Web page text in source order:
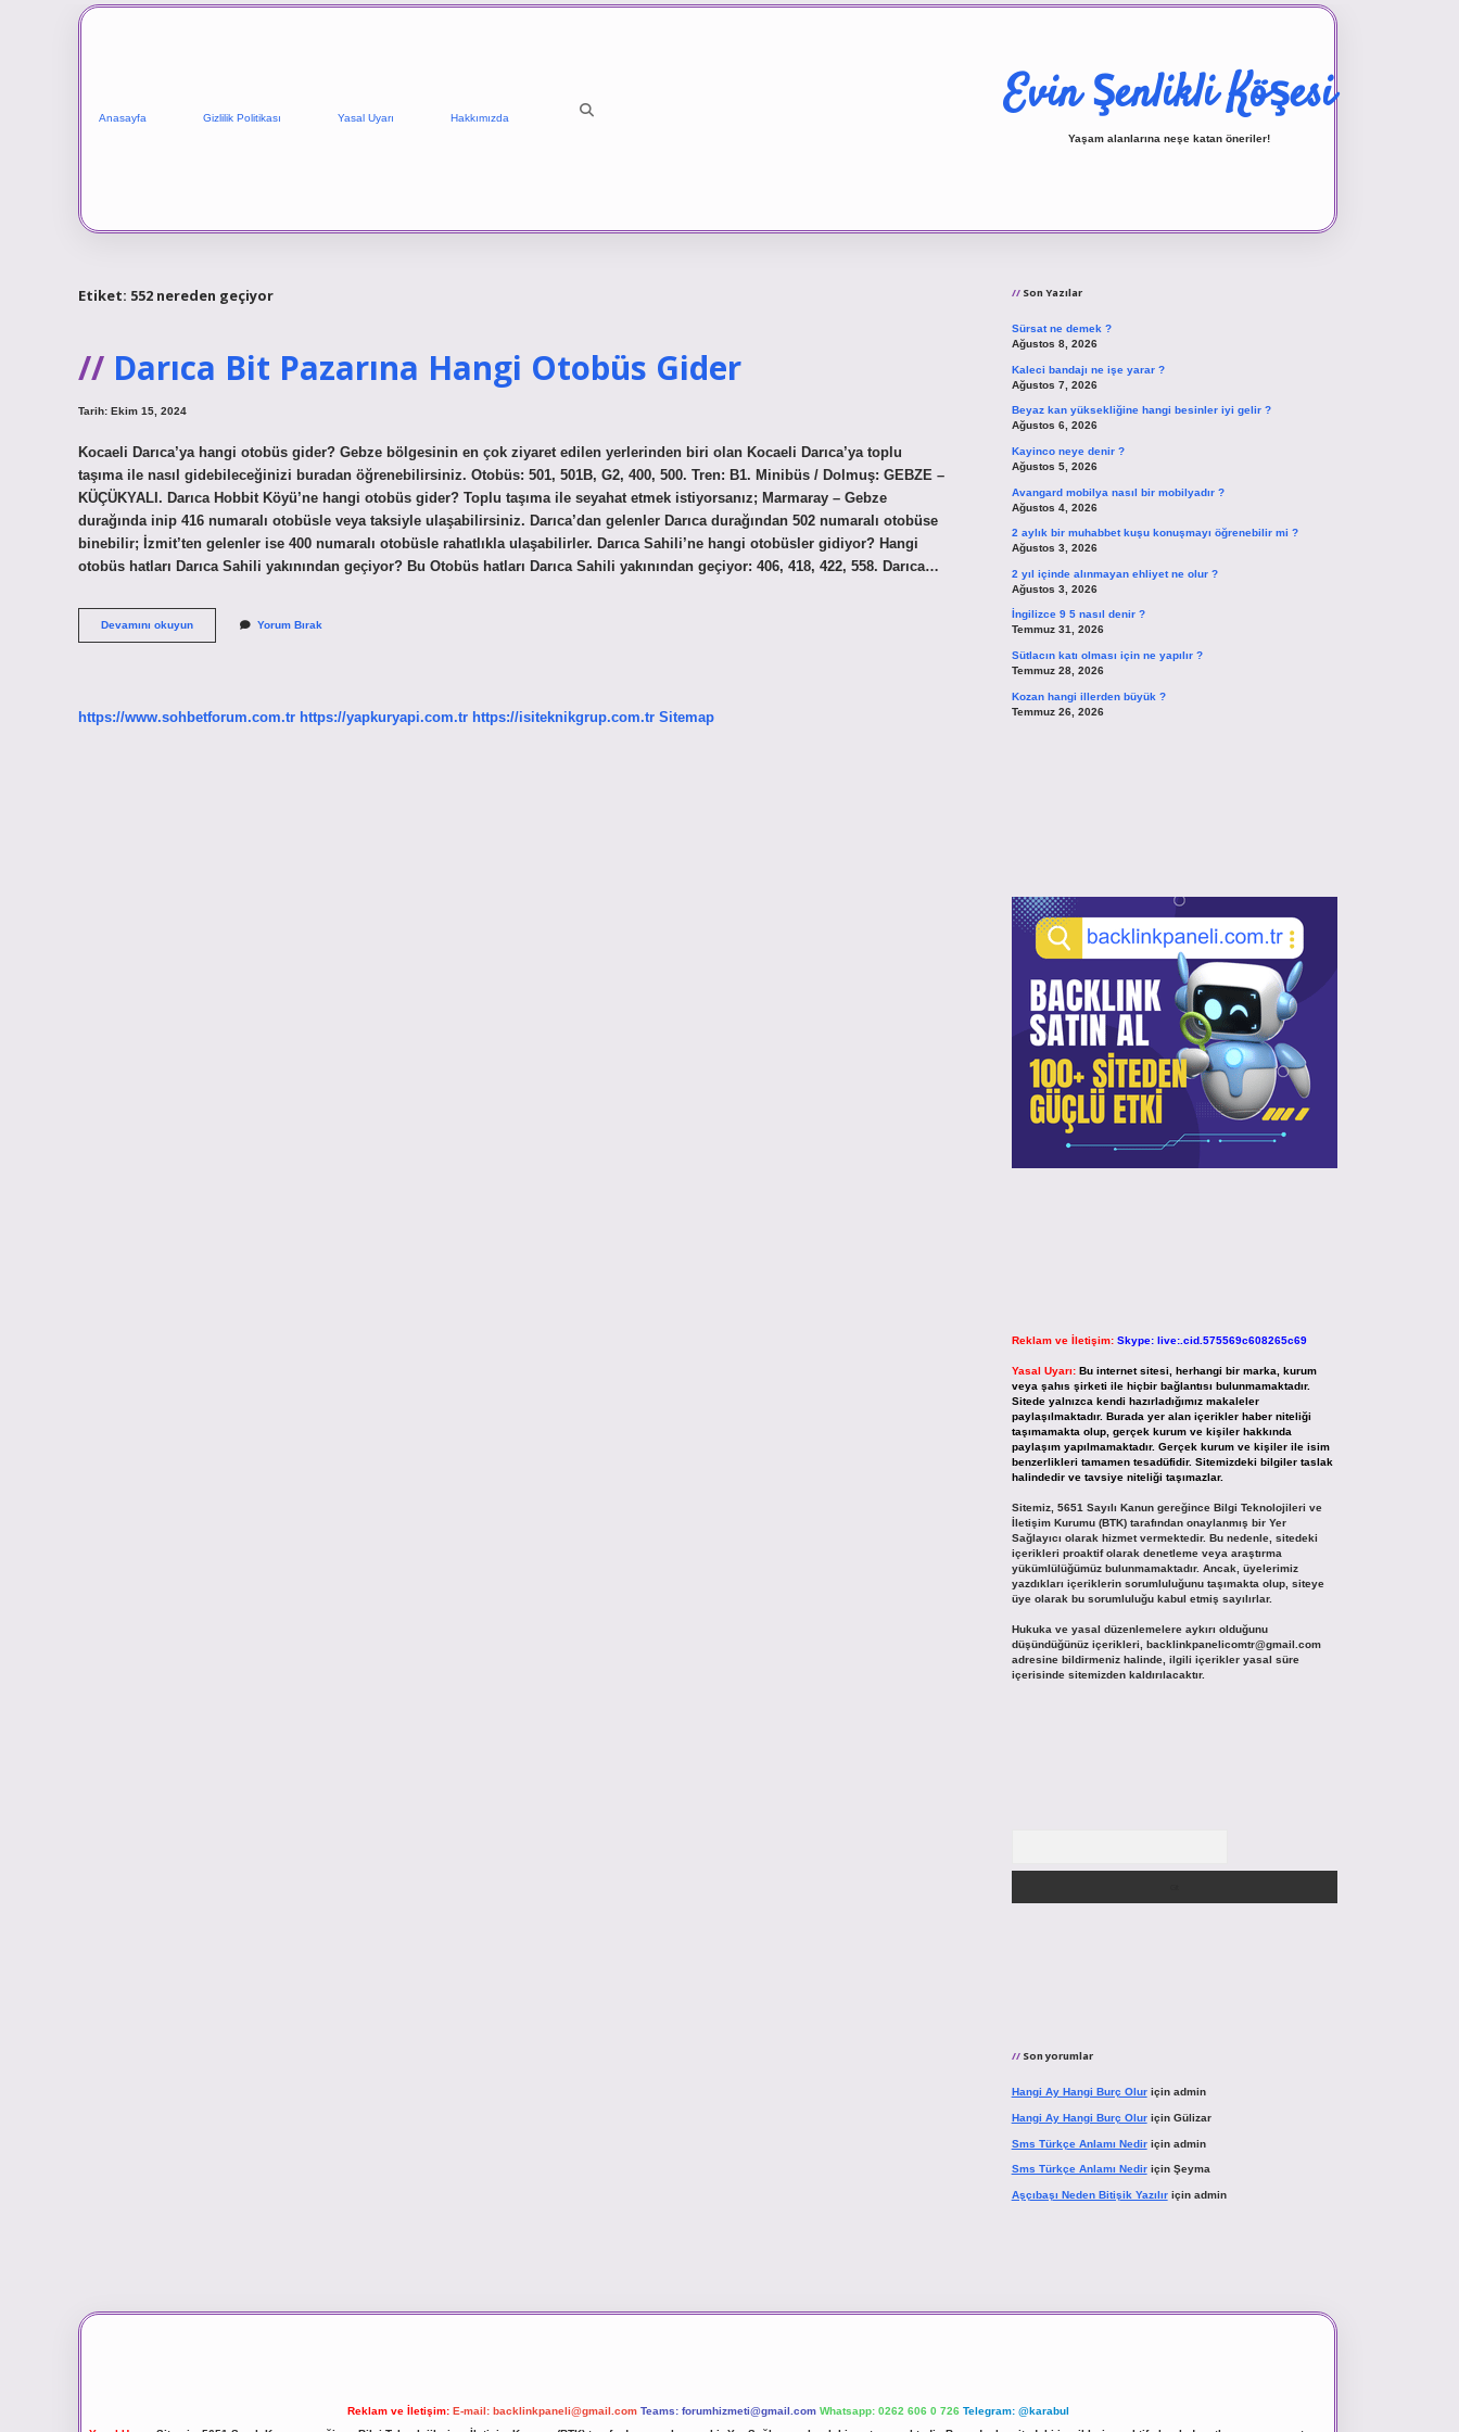
Anasayfa Gizlilik Politikası Yasal Uyarı Hakkımızda Evin Şenlikli Köşesi
Yaşam alanlarına neşe katan öneriler!
Etiket: 552 nereden geçiyor
Darıca Bit Pazarına Hangi Otobüs Gider
Tarih: Ekim 15, 2024
Kocaeli Darıca’ya hangi otobüs gider? Gebze bölgesinin en çok ziyaret edilen yerlerinden biri olan Kocaeli Darıca’ya toplu
taşıma ile nasıl gidebileceğinizi buradan öğrenebilirsiniz. Otobüs: 501, 501B, G2, 400, 500. Tren: B1. Minibüs / Dolmuş: GEBZE –
KÜÇÜKYALI. Darıca Hobbit Köyü’ne hangi otobüs gider? Toplu taşıma ile seyahat etmek istiyorsanız; Marmaray – Gebze
durağında inip 416 numaralı otobüsle veya taksiyle ulaşabilirsiniz. Darıca’dan gelenler Darıca durağından 502 numaralı otobüse
binebilir; İzmit’ten gelenler ise 400 numaralı otobüsle rahatlıkla ulaşabilirler. Darıca Sahili’ne hangi otobüsler gidiyor? Hangi
otobüs hatları Darıca Sahili yakınından geçiyor? Bu Otobüs hatları Darıca Sahili yakınından geçiyor: 406, 418, 422, 558. Darıca…
Devamını okuyunDarıca
Bit
Yorum Bırak
https://www.sohbetforum.com.tr https://yapkuryapi.com.tr https://isiteknikgrup.com.tr Sitemap
Son Yazılar
Sürsat ne demek ?
Ağustos 8, 2026
Kaleci bandajı ne işe yarar ?
Ağustos 7, 2026
Beyaz kan yüksekliğine hangi besinler iyi gelir ?
Ağustos 6, 2026
Kayinco neye denir ?
Ağustos 5, 2026
Avangard mobilya nasıl bir mobilyadır ?
Ağustos 4, 2026
2 aylık bir muhabbet kuşu konuşmayı öğrenebilir mi ?
Ağustos 3, 2026
2 yıl içinde alınmayan ehliyet ne olur ?
Ağustos 3, 2026
İngilizce 9 5 nasıl denir ?
Temmuz 31, 2026
Sütlacın katı olması için ne yapılır ?
Temmuz 28, 2026
Kozan hangi illerden büyük ?
Temmuz 26, 2026
Reklam ve İletişim: Skype: live:.cid.575569c608265c69
Yasal Uyarı: Bu internet sitesi, herhangi bir marka, kurum
veya şahıs şirketi ile hiçbir bağlantısı bulunmamaktadır.
Sitede yalnızca kendi hazırladığımız makaleler
paylaşılmaktadır. Burada yer alan içerikler haber niteliği
taşımamakta olup, gerçek kurum ve kişiler hakkında
paylaşım yapılmamaktadır. Gerçek kurum ve kişiler ile isim
benzerlikleri tamamen tesadüfidir. Sitemizdeki bilgiler taslak
halindedir ve tavsiye niteliği taşımazlar.
Sitemiz, 5651 Sayılı Kanun gereğince Bilgi Teknolojileri ve
İletişim Kurumu (BTK) tarafından onaylanmış bir Yer
Sağlayıcı olarak hizmet vermektedir. Bu nedenle, sitedeki
içerikleri proaktif olarak denetleme veya araştırma
yükümlülüğümüz bulunmamaktadır. Ancak, üyelerimiz
yazdıkları içeriklerin sorumluluğunu taşımakta olup, siteye
üye olarak bu sorumluluğu kabul etmiş sayılırlar.
Hukuka ve yasal düzenlemelere aykırı olduğunu
düşündüğünüz içerikleri, backlinkpanelicomtr@gmail.com
adresine bildirmeniz halinde, ilgili içerikler yasal süre
içerisinde sitemizden kaldırılacaktır.
Son yorumlar
Hangi Ay Hangi Burç Oluriçin admin
Hangi Ay Hangi Burç Oluriçin Gülizar
Sms Türkçe Anlamı Nediriçin admin
Sms Türkçe Anlamı Nediriçin Şeyma
Aşçıbaşı Neden Bitişik Yazılıriçin admin
Reklam ve İletişim: E-mail: backlinkpaneli@gmail.com Teams: forumhizmeti@gmail.com Whatsapp: 0262 606 0 726 Telegram: @karabul